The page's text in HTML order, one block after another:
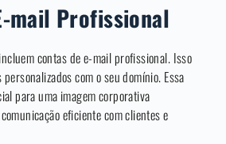
mail Profissional
contas de e-mail profissional. Isso
com o seu domínio. Essa
para uma imagem corporativa
eficiente com clientes e